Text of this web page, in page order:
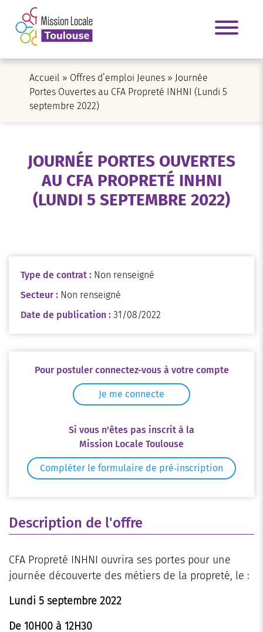
Accueil » Offres d’emploi Jeunes » Journée
Portes Ouvertes au CFA Propreté INHNI (Lundi 5
septembre 2022)
JOURNÉE PORTES OUVERTES
AU CFA PROPRETÉ INHNI
(LUNDI 5 SEPTEMBRE 2022)
Description de l'offre
CFA Propreté INHNI ouvrira ses portes pour une
journée découverte des métiers de la propreté, le :
Lundi 5 septembre 2022
De 10H00 à 12H30
Type de contrat : Non renseigné
Secteur : Non renseigné
Date de publication : 31/08/2022
Pour postuler connectez-vous à votre compte
Je me connecte
Si vous n'êtes pas inscrit à la
Mission Locale Toulouse
Compléter le formulaire de pré‑inscription